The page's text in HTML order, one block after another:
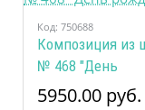
Код: 750688
Композиция из
№ 468 "День
рождения"
5950.00 руб.